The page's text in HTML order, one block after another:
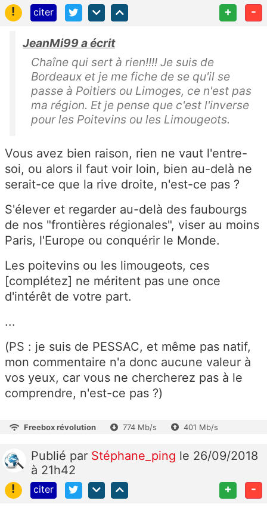
!
citer + -
JeanMi99 a écrit
Chaîne qui sert à rien!!!! Je suis de
Bordeaux et je me fiche de se qu'il se
passe à Poitiers ou Limoges, ce n'est pas
ma région. Et je pense que c'est l'inverse
pour les Poitevins ou les Limougeots.
Vous avez bien raison, rien ne vaut l'entre-
soi, ou alors il faut voir loin, bien au-delà ne
serait-ce que la rive droite, n'est-ce pas ?
S'élever et regarder au-delà des faubourgs
de nos "frontières régionales", viser au moins
Paris, l'Europe ou conquérir le Monde.
Les poitevins ou les limougeots, ces
[complétez] ne méritent pas une once
d'intérêt de votre part.
...
(PS : je suis de PESSAC, et même pas natif,
mon commentaire n'a donc aucune valeur à
vos yeux, car vous ne chercherez pas à le
comprendre, n'est-ce pas ?)
Freebox révolution 774 Mb/s 401 Mb/s
Publié par Stéphane_ping le 26/09/2018
à 21h42
!
citer + -